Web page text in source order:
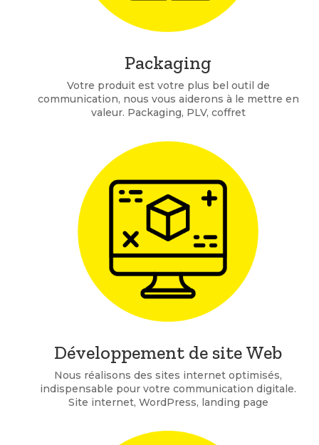
Packaging
Votre produit est votre plus bel outil de
communication, nous vous aiderons à le mettre en
valeur. Packaging, PLV, coffret
Développement de site Web
Nous réalisons des sites internet optimisés,
indispensable pour votre communication digitale.
Site internet, WordPress, landing page